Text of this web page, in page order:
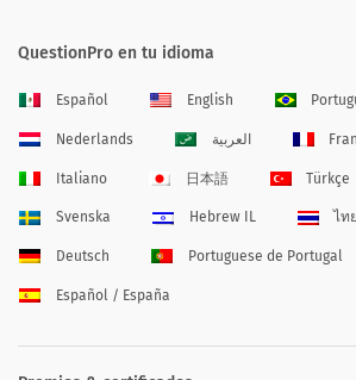
QuestionPro en tu idioma
Español English
Nederlands العربية
Italiano 日本語 Türkçe
Svenska Hebrew IL ไทย
Deutsch Portuguese de Portugal
Español / España